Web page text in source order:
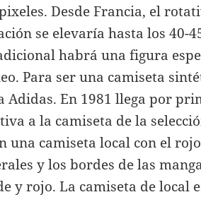
Desde Francia, el
se elevaría hasta los 40-
habrá una figura
Para ser una camiseta
Adidas. En 1981 llega por
a la camiseta de la
una camiseta local con el
y los bordes de las
y rojo. La camiseta de local